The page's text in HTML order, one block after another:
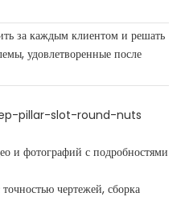
за каждым клиентом и решать
удовлетворенные после
и фотографий с подробностями
чертежей, сборка